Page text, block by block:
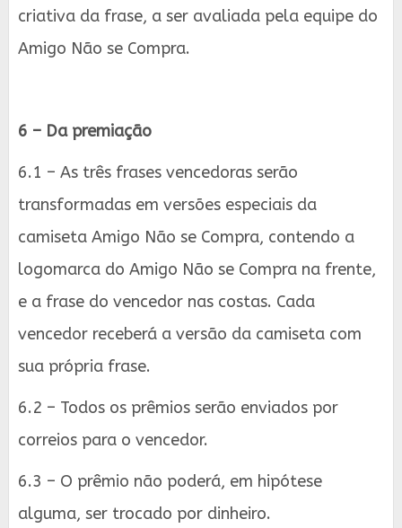
criativa da frase, a ser avaliada pela equipe do
Amigo Não se Compra.
6 – Da premiação
6.1 – As três frases vencedoras serão
transformadas em versões especiais da
camiseta Amigo Não se Compra, contendo a
logomarca do Amigo Não se Compra na frente,
e a frase do vencedor nas costas. Cada
vencedor receberá a versão da camiseta com
sua própria frase.
6.2 – Todos os prêmios serão enviados por
correios para o vencedor.
6.3 – O prêmio não poderá, em hipótese
alguma, ser trocado por dinheiro.